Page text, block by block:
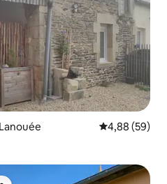
Évaluation
4,88 (59)